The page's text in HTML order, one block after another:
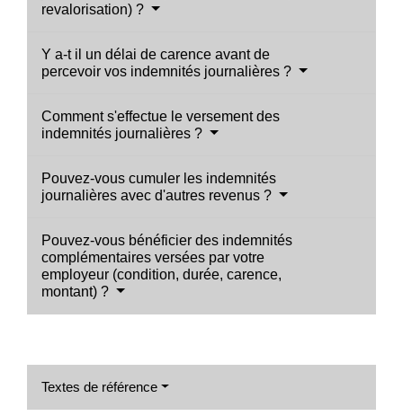
revalorisation) ?
Y a-t il un délai de carence avant de
percevoir vos indemnités journalières ?
Comment s'effectue le versement des
indemnités journalières ?
Pouvez-vous cumuler les indemnités
journalières avec d'autres revenus ?
Pouvez-vous bénéficier des indemnités
complémentaires versées par votre
employeur (condition, durée, carence,
montant) ?
Textes de référence